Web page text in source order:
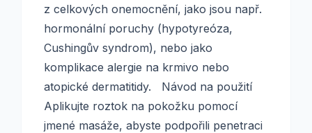
z celkových onemocnění, jako jsou např.
hormonální poruchy (hypotyreóza,
Cushingův syndrom), nebo jako
komplikace alergie na krmivo nebo
atopické dermatitidy. Návod na použití
Aplikujte roztok na pokožku pomocí
jmené masáže, abyste podpořili penetraci